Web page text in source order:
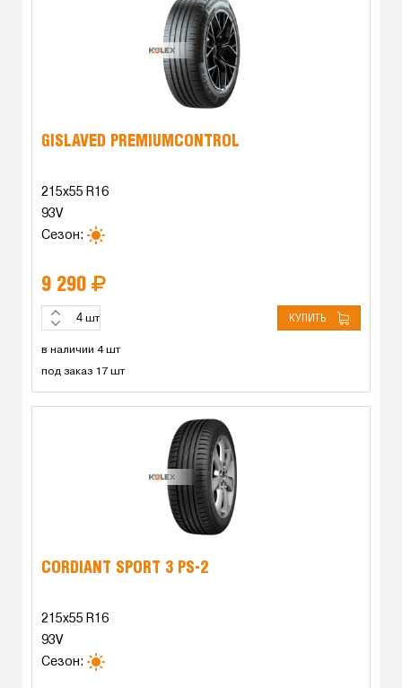
GISLAVED PREMIUMCONTROL
215x55 R16
93V
Сезон:
9 290
шт КУПИТЬ
в наличии 4 шт
под заказ 17 шт
CORDIANT SPORT 3 PS-2
215x55 R16
93V
Сезон: